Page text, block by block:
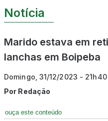
Notícia
Marido estava em
lanchas em Boipeba
Domingo, 31/12/2023 - 21h40
Por Redação
ouça este conteúdo